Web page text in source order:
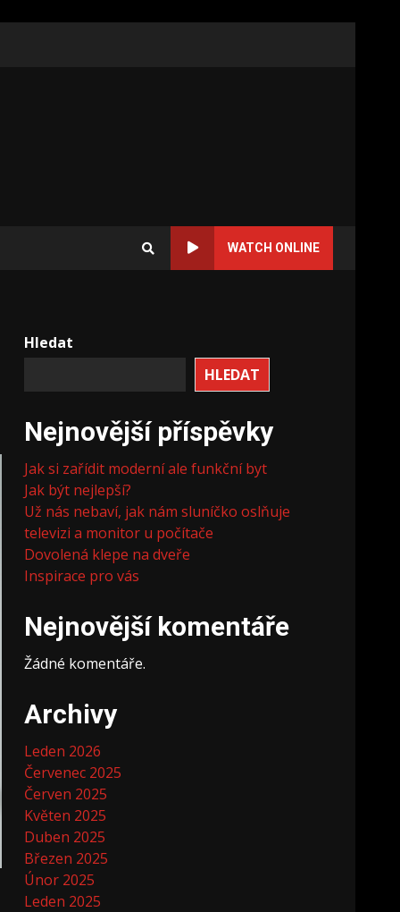
WATCH ONLINE
Hledat
HLEDAT
Nejnovější příspěvky
Jak si zařídit moderní ale funkční byt
Jak být nejlepší?
Už nás nebaví, jak nám sluníčko oslňuje
televizi a monitor u počítače
Dovolená klepe na dveře
Inspirace pro vás
Nejnovější komentáře
Žádné komentáře.
Archivy
Leden 2026
Červenec 2025
Červen 2025
Květen 2025
Duben 2025
Březen 2025
Únor 2025
Leden 2025